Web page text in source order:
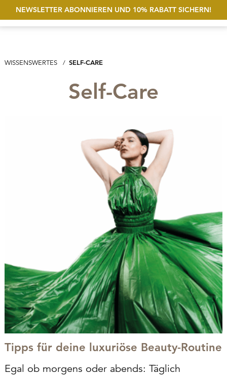
NEWSLETTER ABONNIEREN UND 10% RABATT SICHERN!
Suche
Account
Wunschliste
WISSENSWERTES AKTUELL: SELF-CARE
SELF-CARE
Self-Care
Tipps für deine luxuriöse Beauty-Routine
Egal ob morgens oder abends: Täglich